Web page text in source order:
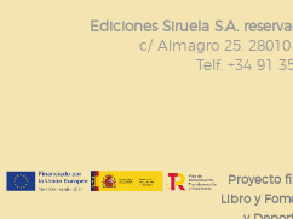
Ediciones Siruela S.A.
c/ Almagro 25.
Telf. +34 91
Proyecto
Libro y